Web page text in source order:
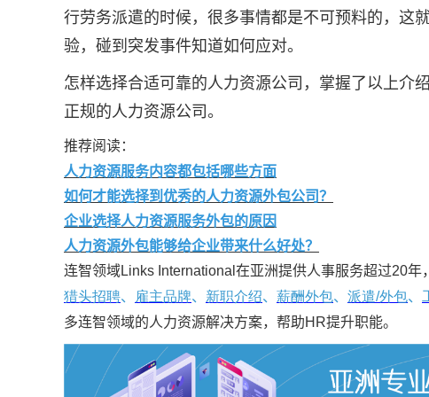
行劳务派遣的时候，很多事情都是不可预料的，这
验，碰到突发事件知道如何应对。
怎样选择合适可靠的人力资源公司，掌握了以上介
正规的人力资源公司。
推荐阅读：
人力资源服务内容都包括哪些方面
如何才能选择到优秀的人力资源外包公司？
企业选择人力资源服务外包的原因
人力资源外包能够给企业带来什么好处？
连智领域Links International在亚洲提供人事服务超过20
猎头招聘、 雇主品牌、 新职介绍、 薪酬外包、 派遣/外包、
多连智领域的人力资源解决方案，帮助HR提升职能。